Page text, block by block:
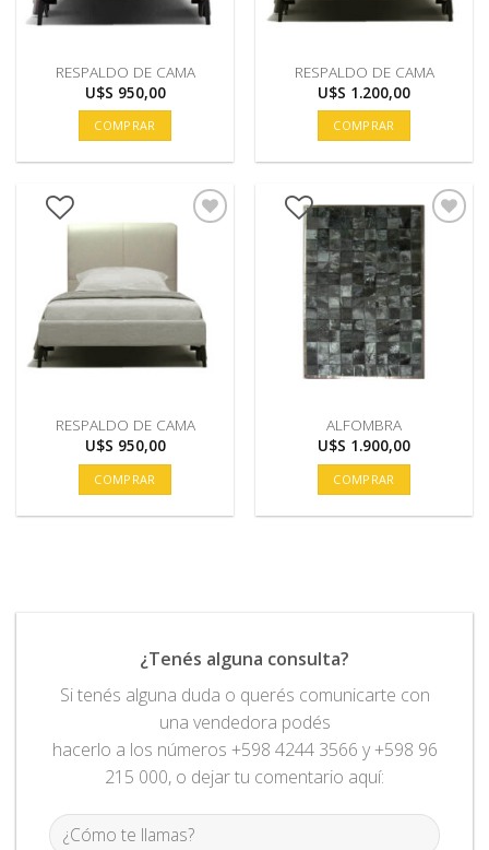
RESPALDO DE CAMA
U$S 950,00
COMPRAR
RESPALDO DE CAMA
U$S 1.200,00
COMPRAR
RESPALDO DE CAMA
U$S 950,00
COMPRAR
ALFOMBRA
U$S 1.900,00
COMPRAR
¿Tenés alguna consulta?
Si tenés alguna duda o querés comunicarte con
una vendedora podés
hacerlo a los números +598 4244 3566 y +598 96
215 000, o dejar tu comentario aquí: